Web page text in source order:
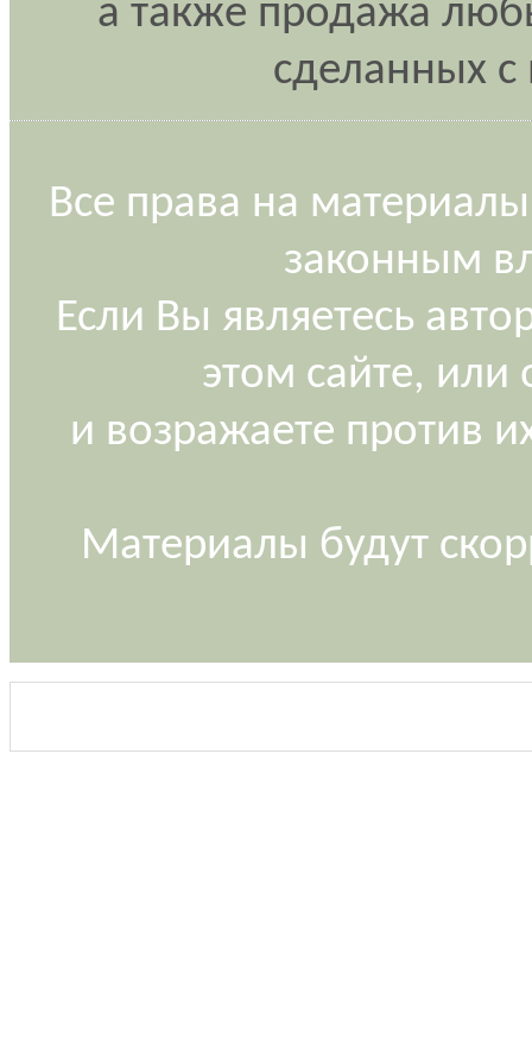
а также продажа
сделанных
Все права на
законным
Если Вы являетесь
этом сайте, или
и возражаете против
Материалы будут